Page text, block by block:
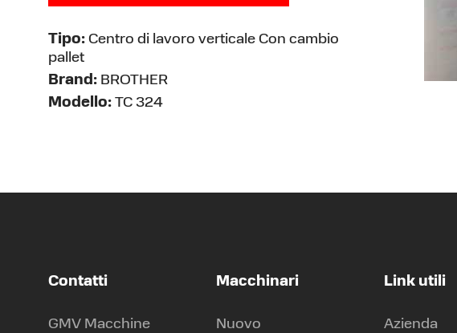
Tipo: Centro di lavoro verticale Con cambio
pallet
Brand: BROTHER
Modello: TC 324
Contatti
GMV Macchine
Macchinari
Nuovo
Link utili
Azienda